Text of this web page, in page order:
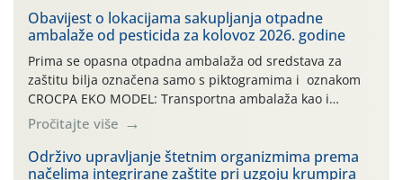
Obavijest o lokacijama sakupljanja otpadne
ambalaže od pesticida za kolovoz 2026. godine
Prima se opasna otpadna ambalaža od sredstava za
zaštitu bilja označena samo s piktogramima i oznakom
CROCPA EKO MODEL: Transportna ambalaža kao i
ambalaža drugih proizvoda koji nisu sredstva za zaštitu
bilja (npr. ambalaža od mineralnih gnojiva,) se ne
prihvaća. Korisnicima je osiguran besplatni povrat
prazne ambalaže isključivo ovih tvrtki: AGROCHEM-MAKS,
Pročitajte više
Održivo upravljanje štetnim organizmima prema
načelima integrirane zaštite pri uzgoju krumpira